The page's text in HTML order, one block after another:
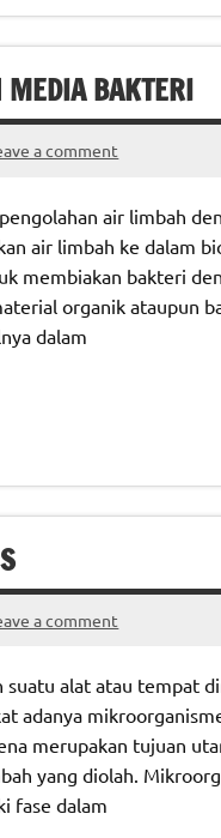
MEDIA BAKTERI
a comment
air limbah
air limbah ke dalam
membiakan bakteri
organik ataupun
dalam
a comment
alat atau tempat
adanya
merupakan tujuan
yang diolah.
fase dalam